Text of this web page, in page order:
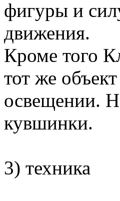
фигуры и
движения.
Кроме того
тот же
освещении.
кувшинки.
3) техника